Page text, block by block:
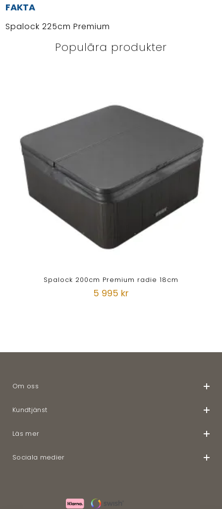
FAKTA
Spalock 225cm Premium
Populära produkter
Spalock 200cm Premium radie 18cm
5 995 kr
Om oss
Kundtjänst
Läs mer
Sociala medier